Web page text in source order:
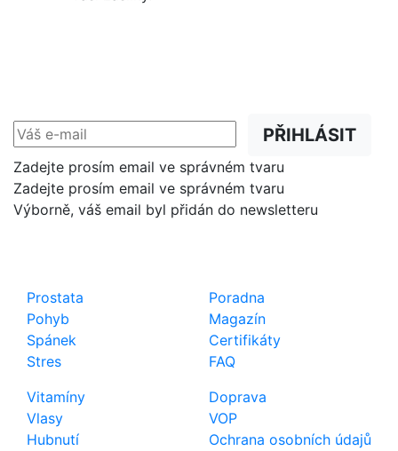
PŘIHLÁSIT
Zadejte prosím email ve správném tvaru
Zadejte prosím email ve správném tvaru
Výborně, váš email byl přidán do newsletteru
Prostata
Pohyb
Spánek
Stres
Vitamíny
Vlasy
Hubnutí
Poradna
Magazín
Certifikáty
FAQ
Doprava
VOP
Ochrana osobních údajů